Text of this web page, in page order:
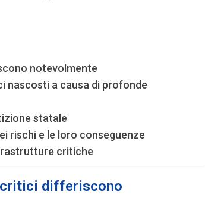
notevolmente
nascosti a causa di profonde
statale
rischi e le loro conseguenze
critiche
differiscono